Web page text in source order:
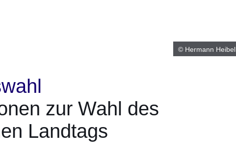
© Hermann Heibel
zur Wahl des
Landtags